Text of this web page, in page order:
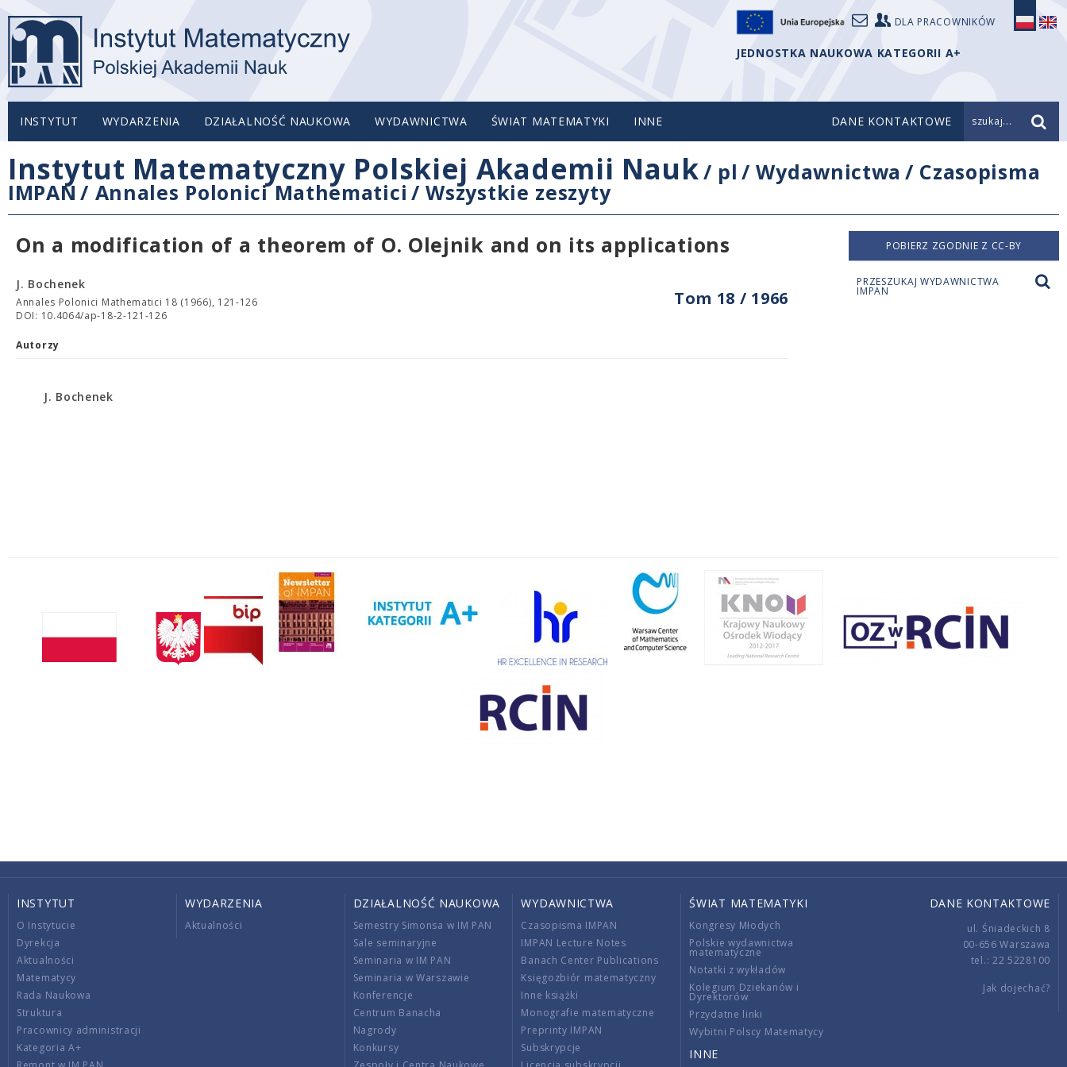
DLA PRACOWNIKÓW
JEDNOSTKA NAUKOWA KATEGORII A+
INSTYTUT WYDARZENIA DZIAŁALNOŚĆ NAUKOWA WYDAWNICTWA ŚWIAT MATEMATYKI INNE DANE KONTAKTOWE szukaj...
Instytut Matematyczny Polskiej Akademii Nauk/ pl /Wydawnictwa / Czasopisma
IMPAN / Annales Polonici Mathematici /Wszystkie zeszyty
On a modification of a theorem of O. Olejnik and on its applications
Tom 18 / 1966
J. Bochenek
Annales Polonici Mathematici 18 (1966), 121-126
DOI: 10.4064/ap-18-2-121-126
Autorzy
J. Bochenek
POBIERZ ZGODNIE Z CC-BY
PRZESZUKAJ WYDAWNICTWA
IMPAN
INSTYTUT
O Instytucie
Dyrekcja
Aktualności
Matematycy
Rada Naukowa
Struktura
Pracownicy administracji
Kategoria A+
WYDARZENIA
Aktualności
DZIAŁALNOŚĆ NAUKOWA
Semestry Simonsa w IM PAN
Sale seminaryjne
Seminaria w IM PAN
Seminaria w Warszawie
Konferencje
Centrum Banacha
Nagrody
Konkursy
WYDAWNICTWA
Czasopisma IMPAN
IMPAN Lecture Notes
Banach Center Publications
Księgozbiór matematyczny
Inne książki
Monografie matematyczne
Preprinty IMPAN
Subskrypcje
ŚWIAT MATEMATYKI
Kongresy Młodych
Polskie wydawnictwa
matematyczne
Notatki z wykładów
Kolegium Dziekanów i
Dyrektorów
Przydatne linki
Wybitni Polscy Matematycy
INNE
DANE KONTAKTOWE
ul. Śniadeckich 8
00-656 Warszawa
tel.: 22 5228100
Jak dojechać?